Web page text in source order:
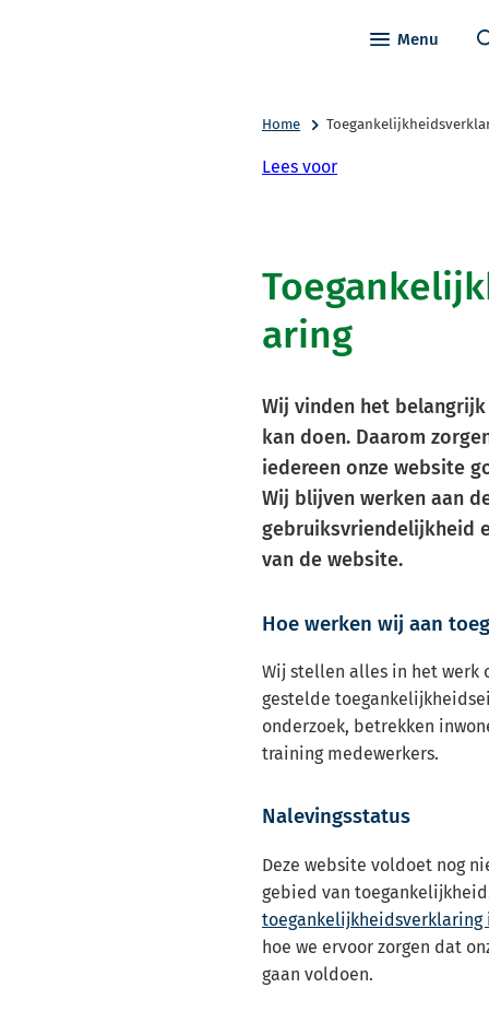
Menu
Home
Lees voor
aring
Wij vinden het
kan doen. Daarom
iedereen onze website
Wij blijven werken aan
gebruiksvriendelijkheid
van de website.
Hoe werken wij aan
Wij stellen alles in het werk
gestelde
onderzoek, betrekken
training medewerkers.
Nalevingsstatus
Deze website voldoet nog
gebied van
toegankelijkheidsverklaring
hoe we ervoor zorgen dat
gaan voldoen.